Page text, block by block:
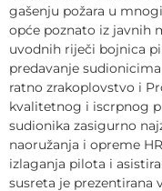
gašenju požara u
opće poznato iz javnih
uvodnih riječi bojnica
predavanje
ratno zrakoplovstvo i
kvalitetnog i iscrpnog
sudionika zasigurno
naoružanja i opreme
izlaganja pilota i
susreta je prezentirana